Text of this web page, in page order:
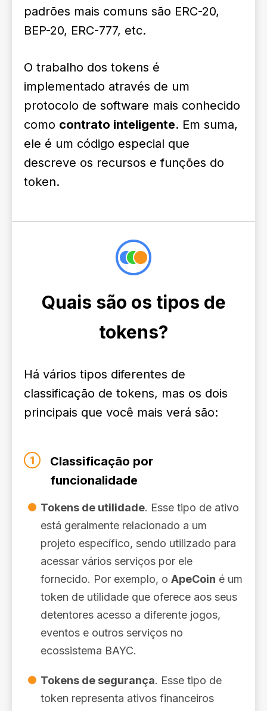
padrões mais comuns são ERC-20,
BEP-20, ERC-777, etc.
O trabalho dos tokens é
implementado através de um
protocolo de software mais conhecido
como contrato inteligente. Em suma,
ele é um código especial que
descreve os recursos e funções do
token.
Quais são os tipos de
tokens?
Há vários tipos diferentes de
classificação de tokens, mas os dois
principais que você mais verá são:
1
Classificação por
funcionalidade
Tokens de utilidade. Esse tipo de ativo
está geralmente relacionado a um
projeto específico, sendo utilizado para
acessar vários serviços por ele
fornecido. Por exemplo, o ApeCoin é um
token de utilidade que oferece aos seus
detentores acesso a diferente jogos,
eventos e outros serviços no
ecossistema BAYC.
Tokens de segurança. Esse tipo de
token representa ativos financeiros